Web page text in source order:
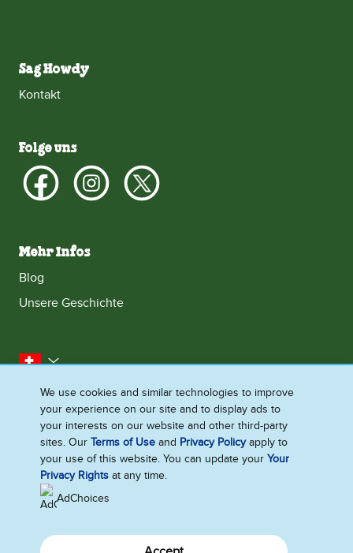
Sag Howdy
Kontakt
Folge uns
Mehr Infos
Blog
Unsere Geschichte
Schweiz
Kontakt
Impressum
Datenschutzhinweis
Droit
Cookie - Informationen
Sitemap
Barrierefreiheit
Cookie-Einstellungen
We use cookies and similar technologies to improve
your experience on our site and to display ads to
your interests on our website and other third-party
sites. OurTerms of Use and Privacy Policyapply to
your use of this website. You can update yourYour
Privacy Rights at any time.
AdChoices